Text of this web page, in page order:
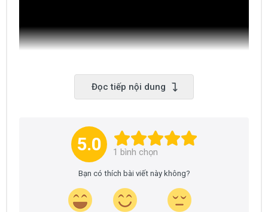
Đọc tiếp nội dung
5.0 1 bình chọn
Bạn có thích bài viết này không?